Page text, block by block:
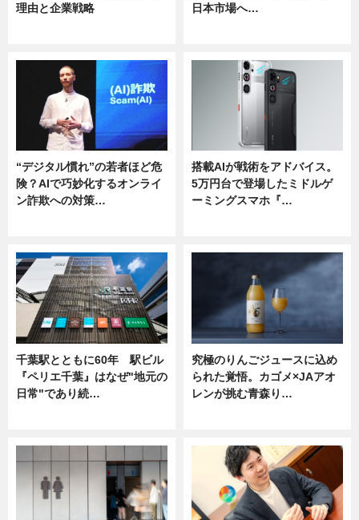
理由と企業戦略
日本市場へ…
“デジタル慣れ”の若者ほど危
険？AIで巧妙化するオンライ
ン詐欺への対策…
搭載AIが戦術をアドバイス。
5万円台で登場したミドルゲ
ーミングスマホ『…
千葉駅とともに60年 駅ビル
『ペリエ千葉』はなぜ"地元の
日常"であり続…
究極のりんごジュースに込め
られた覚悟。カゴメ×JAアオ
レンが挑む青森り…